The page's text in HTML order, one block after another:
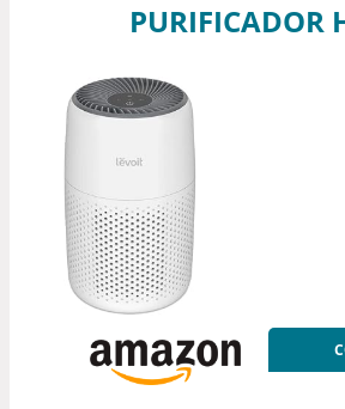
PURIFICADOR